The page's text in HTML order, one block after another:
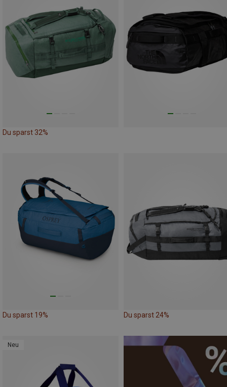
Du sparst 32%
Du sparst 19% Du sparst 24%
Neu